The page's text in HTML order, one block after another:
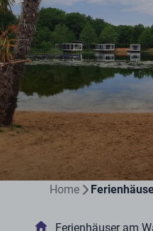
Home
Ferienhäuser am